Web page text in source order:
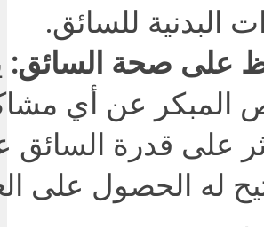
البدنية للسائق.
على صحة السائق:
المبكر عن أي
على قدرة السائق
له الحصول على